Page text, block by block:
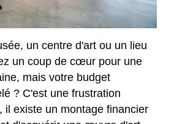
un centre d'art ou un lieu
un coup de cœur pour une
mais votre budget
? C'est une frustration
il existe un montage financier